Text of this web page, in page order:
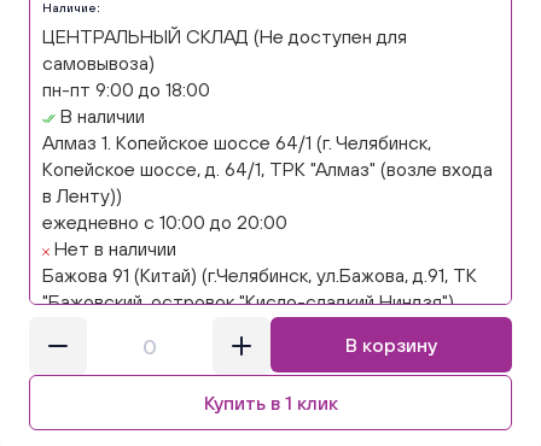
Наличие:
ЦЕНТРАЛЬНЫЙ СКЛАД (Не доступен для
самовывоза)
пн-пт 9:00 до 18:00
В наличии
Алмаз 1. Копейское шоссе 64/1 (г. Челябинск,
Копейское шоссе, д. 64/1, ТРК "Алмаз" (возле входа
в Ленту))
ежедневно с 10:00 до 20:00
Нет в наличии
Бажова 91 (Китай) (г.Челябинск, ул.Бажова, д.91, ТК
"Бажовский, островок "Кисло-сладкий Ниндзя")
ежедневно с 10:00 до 20:00
Нет в наличии
Бажова 91 Цветы (г. Челябинск, ул.Бажова, д91/1 (на
ежедневно с 10:00 до 20:00
В корзину
Купить в 1 клик